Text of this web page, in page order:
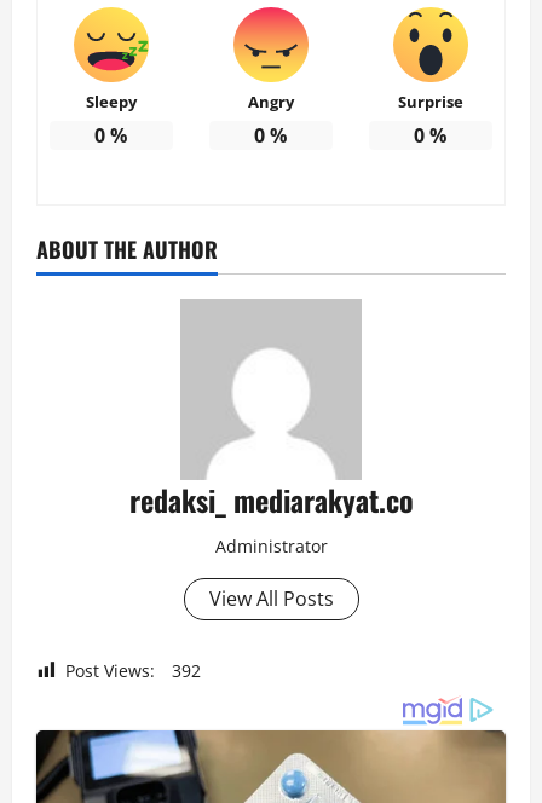
Sleepy
0%
Angry
0%
Surprise
0%
ABOUT THE AUTHOR
redaksi_ mediarakyat.co
Administrator
View All Posts
Post Views: 392